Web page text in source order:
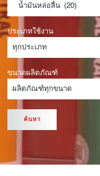
ประเภทใช้งาน
ขนาดผลิตภัณฑ์